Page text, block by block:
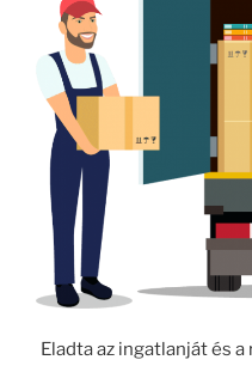
Eladta az ingatlanját és